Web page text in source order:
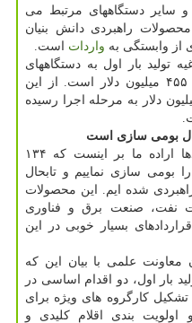
سایر دستگاههای مرتبط می
راهبردی دانش بنیان
از وابستگی به واردات است.
اعلام نمود: تابحال ۱۷۹ ابلاغیه تولید بار اول به دستگاههای
اجرایی ارسال شده که ارزش آنها ۴۵۵ میلیون دلار است. از این
۱۳۴ قرارداد به ارزش ۲۴۱ میلیون دلار به مرحله اجرا رسیده
وی اضافه کرد: برپایه این قراردادها اراده ما بر اینست که ۱۳۴
بومی سازی نماییم و تابحال
۵۴ محصول راهبردی شده ایم. این محصولات
نفت، صنعت برق و فناوری
بسیار خوبی در این
معاونت علمی با بیان این که
بار اول، دو اقدام اساسی در
کارگروه های ویژه برای
اولویت بندی اقلام کلیدی و